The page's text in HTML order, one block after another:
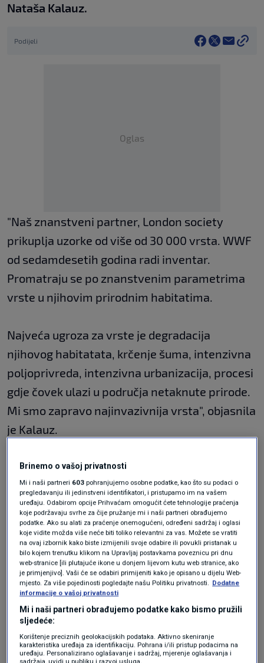
Nataša Kalauz.
Podijeli
Oglas
"Naš znanstveni partner, London society
prikuplja uzorke od više od 30 000 vrsta. WWF
od sedamdesetih godina radi inventar.
Promatraju se po znanstvenim parametrima
vrste u njihovim prirodnim habitatima.
Najveća ugroza za vrste je degradacija
njihovog habitatata, krčenje šuma, intenzivna
poljoprivreda, intenzivna urbanizacija, procesi
gdje čovek ulazi u područja netaknute prirode.
Mi smo zapravo najinvazivnija vrsta", objasnila
je Kalauz.
Ris je u Hrvatskoj pred
izumiranjem
Istaknula je da su slatkovodni sustavi u
Hrvatskoj najugroženiji.
"Imamo gubitak od preko 80% vrsta. Govorimo
o rijekama i slatkovodnim staništama.
Alarmantan je pad vrsta. Ponajviše zbog
hidrocentrala, brana, preusmjeravanja rijeka",
Brinemo o vašoj privatnosti
Mi i naši partneri 603 pohranjujemo osobne podatke, kao što su podaci o
pregledavanju ili jedinstveni identifikatori, i pristupamo im na vašem
uređaju. Odabirom opcije Prihvaćam omogućit ćete tehnologije praćenja
koje podržavaju svrhe za čije pružanje mi i naši partneri obrađujemo
podatke. Ako su alati za praćenje onemogućeni, određeni sadržaj i oglasi
koje vidite možda više neće biti toliko relevantni za vas. Možete se vratiti
na ovaj izbornik kako biste izmijenili svoje odabire ili povukli pristanak u
bilo kojem trenutku klikom na Upravljaj postavkama poveznicu pri dnu
web-stranice [ili plutajuće ikone u donjem lijevom kutu web stranice, ako
je primjenjivo]. Vaši će se odabiri primijeniti kako je opisano u dijelu Web-
mjesto. Za više pojedinosti pogledajte našu Politiku privatnosti. Dodatne
informacije o vašoj privatnosti
Mi i naši partneri obrađujemo podatke kako bismo pružili
sljedeće:
Korištenje preciznih geolokacijskih podataka. Aktivno skeniranje
karakteristika uređaja za identifikaciju. Pohrana i/ili pristup podacima na
uređaju. Personalizirano oglašavanje i sadržaj, mjerenje oglašavanja i
sadržaja, uvidi u publiku i razvoj usluga.